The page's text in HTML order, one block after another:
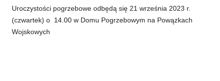
Uroczystości pogrzebowe odbędą się 21 września 2023 r.
(czwartek) o 14.00 w Domu Pogrzebowym na Powązkach
Wojskowych